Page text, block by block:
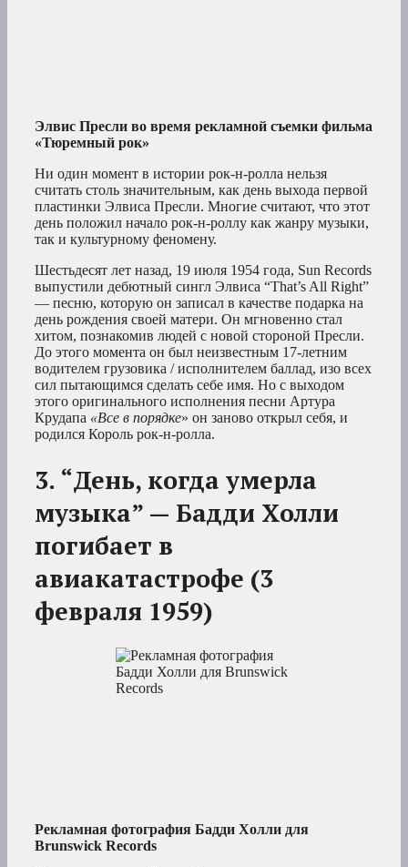
Элвис Пресли во время рекламной съемки фильма
«Тюремный рок»
Ни один момент в истории рок-н-ролла нельзя
считать столь значительным, как день выхода первой
пластинки Элвиса Пресли. Многие считают, что этот
день положил начало рок-н-роллу как жанру музыки,
так и культурному феномену.
Шестьдесят лет назад, 19 июля 1954 года, Sun Records
выпустили дебютный сингл Элвиса “That’s All Right”
— песню, которую он записал в качестве подарка на
день рождения своей матери. Он мгновенно стал
хитом, познакомив людей с новой стороной Пресли.
До этого момента он был неизвестным 17-летним
водителем грузовика / исполнителем баллад, изо всех
сил пытающимся сделать себе имя. Но с выходом
этого оригинального исполнения песни Артура
Крудапа «Все в порядке» он заново открыл себя, и
родился Король рок-н-ролла.
3. “День, когда умерла
музыка” — Бадди Холли
погибает в
авиакатастрофе (3
февраля 1959)
Рекламная фотография Бадди Холли для
Brunswick Records